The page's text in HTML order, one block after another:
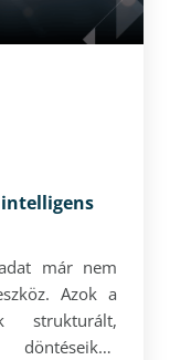
már nem
Azok a
strukturált,